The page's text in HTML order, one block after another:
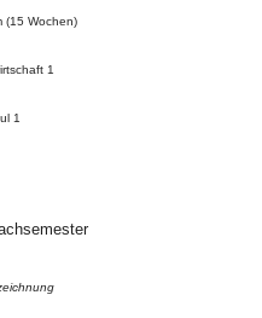
(15 Wochen)
1
1